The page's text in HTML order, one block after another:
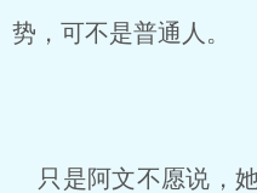
势，可不是普通人。
只是阿文不愿说，